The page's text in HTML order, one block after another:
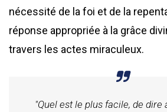
nécessité de la foi et de la
réponse appropriée à la grâce
travers les actes miraculeux.
"Quel est le plus facile, de dire